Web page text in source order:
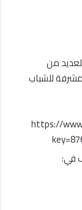
من
للشباب
https://
في: